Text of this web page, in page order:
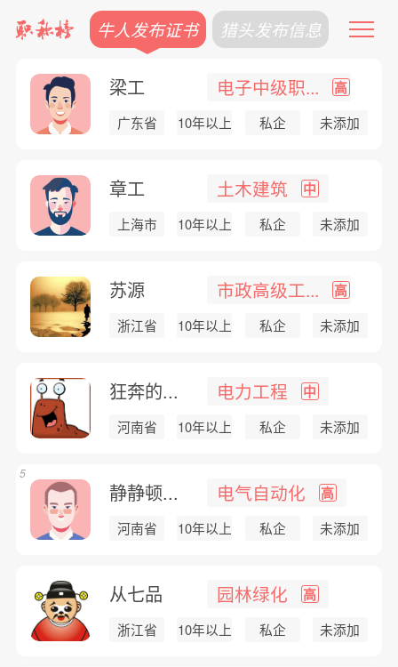
牛人发布证书 猎头发布信息
梁工 电子中级职... 高
广东省 10年以上 私企 未添加
章工 土木建筑 中
上海市 10年以上 私企 未添加
苏源 市政高级工... 高
浙江省 10年以上 私企 未添加
狂奔的... 电力工程 中
河南省 10年以上 私企 未添加
静静顿... 电气自动化 高
河南省 10年以上 私企 未添加
5
从七品 园林绿化 高
浙江省 10年以上 私企 未添加